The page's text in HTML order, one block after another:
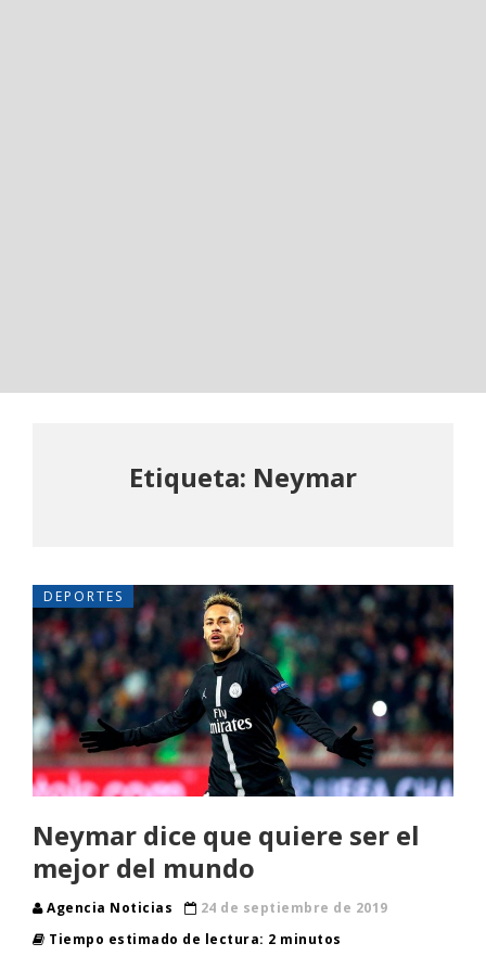
Etiqueta: Neymar
DEPORTES
Neymar dice que quiere ser el
mejor del mundo
Agencia Noticias
24 de septiembre de 2019
Tiempo estimado de lectura: 2 minutos